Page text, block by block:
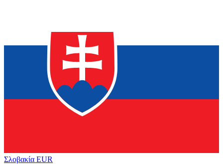
Σλοβακία EUR